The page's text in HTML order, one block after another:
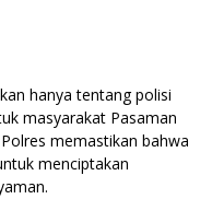
hanya tentang polisi
masyarakat Pasaman
memastikan bahwa
menciptakan